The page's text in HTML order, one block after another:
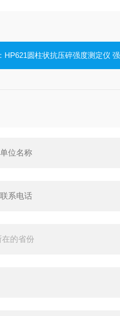
HP621圆柱状抗压碎强度测定仪 强度仪